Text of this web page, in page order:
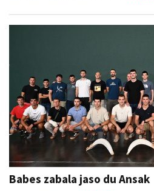
Babes zabala jaso du Ansak